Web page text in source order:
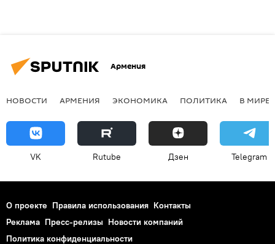
Армения
НОВОСТИ АРМЕНИЯ ЭКОНОМИКА ПОЛИТИКА В МИРЕ
VK Rutube Дзен Telegram
О проекте Правила использования Контакты
Реклама Пресс-релизы Новости компаний
Политика конфиденциальности